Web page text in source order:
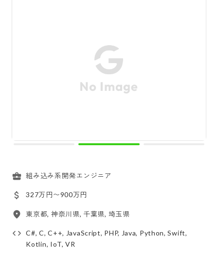
組み込み系開発エンジニア
327万円〜900万円
東京都, 神奈川県, 千葉県, 埼玉県
C#, C, C++, JavaScript, PHP, Java, Python, Swift,
Kotlin, IoT, VR